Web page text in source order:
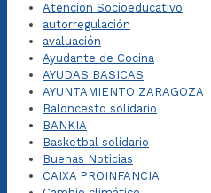
Atencion Socioeducativo
autorregulación
avaluación
Ayudante de Cocina
AYUDAS BASICAS
AYUNTAMIENTO ZARAGOZA
Baloncesto solidario
BANKIA
Basketbal solidario
Buenas Noticias
CAIXA PROINFANCIA